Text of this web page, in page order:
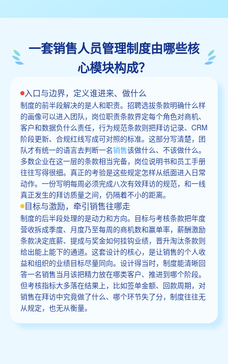
一套销售人员管理制度由哪些核
心模块构成？
入口与边界，定义谁进来、做什么
制度的前半段解决的是人和职责。招聘选拔条款明确什么样
的画像可以进入团队，岗位职责条款界定每个角色对商机、
客户和数据负什么责任，行为规范条款则把拜访记录、CRM
阶段更新、合规红线写成可对照的标准。这部分写清楚，团
队才有统一的语言去判断一名销售该做什么、不该做什么。
多数企业在这一层的条款相当完备，岗位说明书和员工手册
往往写得很细。真正的考验是这些规定怎样从纸面进入日常
动作。一份写明每周必须完成八次有效拜访的规范，和一线
真正发生的拜访质量之间，仍隔着不小的距离。
目标与激励，牵引销售往哪走
制度的后半段处理的是动力和方向。目标与考核条款把年度
营收拆成季度、月度乃至每周的商机数和赢单率，薪酬激励
条款决定底薪、提成与奖金如何挂钩业绩，晋升淘汰条款则
给出能上能下的通道。这套设计的核心，是让销售的个人收
益和组织的业绩目标尽量同向。设计得当时，制度能清晰回
答一名销售当月该把精力放在哪类客户、推进到哪个阶段。
但考核指标大多落在结果上，比如签单金额、回款周期，对
销售在拜访中究竟做了什么、哪个环节失了分，制度往往无
从规定，也无从衡量。